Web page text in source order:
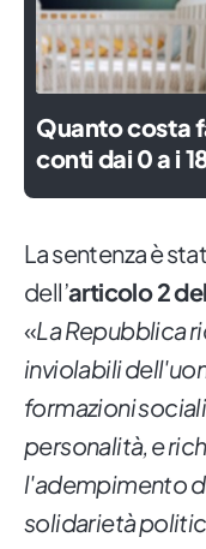
Quanto costa
conti dai 0 a i
La sentenza è
dell’articolo 2
«La Repubblica
inviolabili
formazioni
personalità, e
l'adempimento
solidarietà